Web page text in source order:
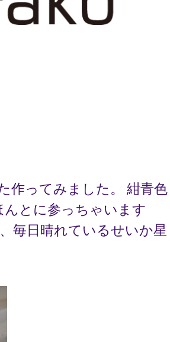
作ってみました。 紺青色
とに参っちゃいます
毎日晴れているせいか星